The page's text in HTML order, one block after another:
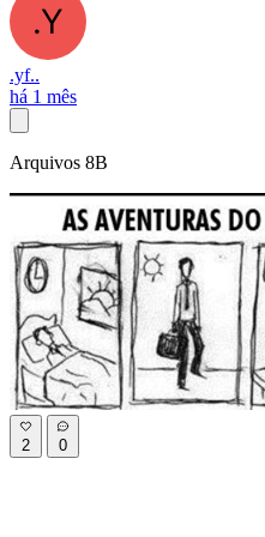
.yf..
há 1 mês
Arquivos 8B
2 0